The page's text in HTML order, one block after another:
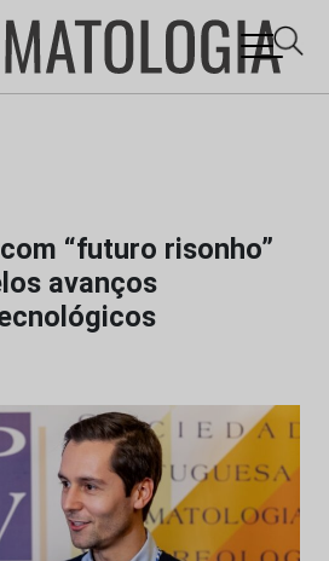
“futuro risonho”
avanços